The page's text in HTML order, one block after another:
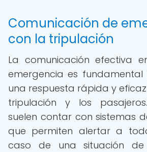
Comunicación de
con la tripulación
La comunicación efectiva
emergencia es
una respuesta rápida y
tripulación y los
suelen contar con sistemas
que permiten alertar a
caso de una situación